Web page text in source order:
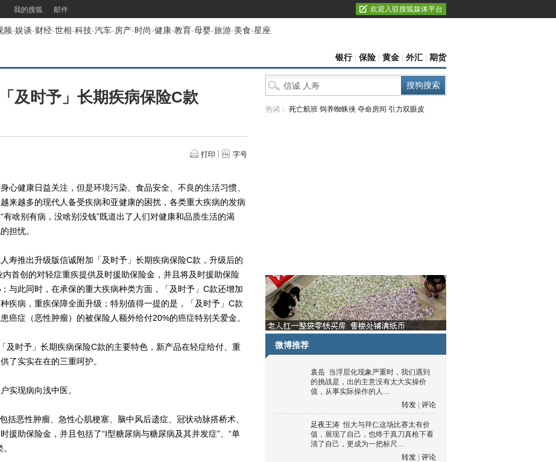
我的搜狐 邮件 欢迎入驻搜狐媒体平台
频-娱谈-财经-世相-科技-汽车-房产-时尚-健康-教育-母婴-旅游-美食-星座
银行| 保险 黄金 外汇 期货
及时予」长期疾病保险C款
打印 字号
健康日益关注，但是环境污染、食品安全、不良的生活习惯、
来越多的现代人备受疾病和亚健康的困扰，各类重大疾病的发病
啥别有病，没啥别没钱”既道出了人们对健康和品质生活的渴
担忧。
推出升级版信诚附加「及时予」长期疾病保险C款，升级后的
首创的对轻症重疾提供及时援助保险金，并且将及时援助保险
与此同时，在承保的重大疾病种类方面，「及时予」C款还增加
疾病，重疾保障全面升级；特别值得一提的是，「及时予」C款
癌症（恶性肿瘤）的被保险人额外给付20%的癌症特别关爱金。
时予」长期疾病保险C款的主要特色，新产品在轻症给付、重
了实实在在的三重呵护。
现病向浅中医。
恶性肿瘤、急性心肌梗塞、脑中风后遗症、冠状动脉搭桥术、
援助保险金，并且包括了“Ⅰ型糖尿病与糖尿病及其并发症”、“单
热词： 死亡航班 饲养蜘蛛侠 夺命房间 引力双眼皮
微博推荐
袁岳 当浮层化现象严重时，我们遇到
的挑战是，出的主意没有太大实操价
值，从事实际操作的人…
转发
评论
足夜王涛 恒大与拜仁这场比赛太有价
值，展现了自己，也终于真刀真枪下看
清了自己，更成为一把标尺…
转发
评论